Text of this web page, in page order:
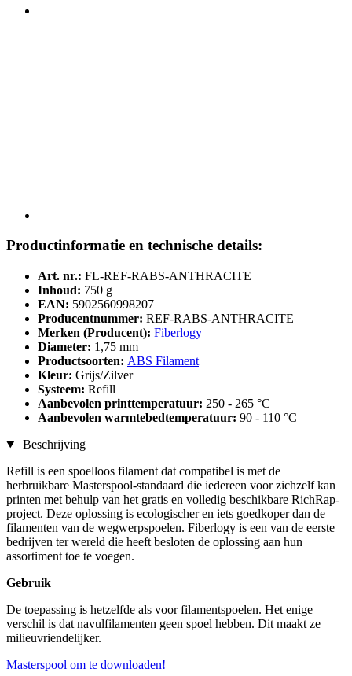
Productinformatie en technische details:
Art. nr.: FL-REF-RABS-ANTHRACITE
Inhoud: 750 g
EAN: 5902560998207
Producentnummer: REF-RABS-ANTHRACITE
Merken (Producent): Fiberlogy
Diameter: 1,75 mm
Productsoorten: ABS Filament
Kleur: Grijs/Zilver
Systeem: Refill
Aanbevolen printtemperatuur: 250 - 265 °C
Aanbevolen warmtebedtemperatuur: 90 - 110 °C
Beschrijving
Refill is een spoelloos filament dat compatibel is met de
herbruikbare Masterspool-standaard die iedereen voor zichzelf kan
printen met behulp van het gratis en volledig beschikbare RichRap-
project. Deze oplossing is ecologischer en iets goedkoper dan de
filamenten van de wegwerpspoelen. Fiberlogy is een van de eerste
bedrijven ter wereld die heeft besloten de oplossing aan hun
assortiment toe te voegen.
Gebruik
De toepassing is hetzelfde als voor filamentspoelen. Het enige
verschil is dat navulfilamenten geen spoel hebben. Dit maakt ze
milieuvriendelijker.
Masterspool om te downloaden!